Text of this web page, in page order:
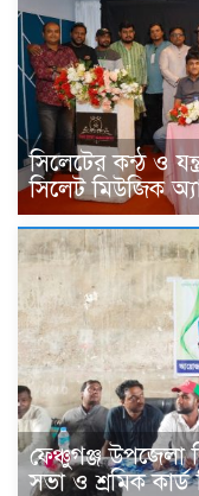
সিলেটের কন্ঠ ও
সিলেট মিউজিক
ফেঞ্চুগঞ্জ উপজেলা
সভা ও শ্রমিক